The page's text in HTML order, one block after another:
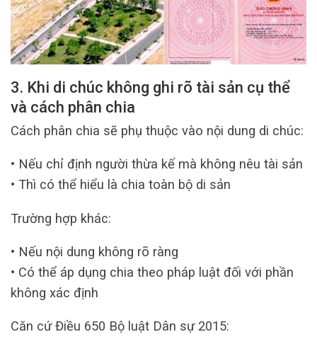
3. Khi di chúc không ghi rõ tài sản cụ thể
và cách phân chia
Cách phân chia sẽ phụ thuộc vào nội dung di chúc:
• Nếu chỉ định người thừa kế mà không nêu tài sản
• Thì có thể hiểu là chia toàn bộ di sản
Trường hợp khác:
• Nếu nội dung không rõ ràng
• Có thể áp dụng chia theo pháp luật đối với phần
không xác định
Căn cứ Điều 650 Bộ luật Dân sự 2015: